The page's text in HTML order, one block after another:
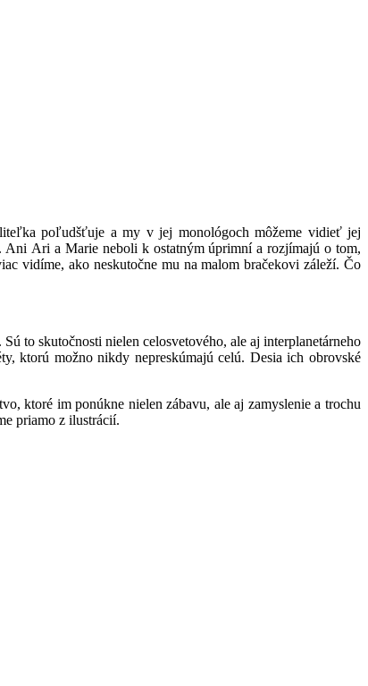
poľudšťuje a my v jej monológoch môžeme vidieť jej
Ani Ari a Marie neboli k ostatným úprimní a rozjímajú o tom,
vidíme, ako neskutočne mu na malom bračekovi záleží. Čo
to skutočnosti nielen celosvetového, ale aj interplanetárneho
ktorú možno nikdy nepreskúmajú celú. Desia ich obrovské
ktoré im ponúkne nielen zábavu, ale aj zamyslenie a trochu
priamo z ilustrácií.